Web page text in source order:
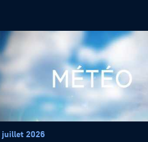
juillet 2026